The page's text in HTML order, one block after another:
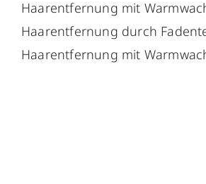
Haarentfernung mit
Haarentfernung durch
Haarentfernung mit